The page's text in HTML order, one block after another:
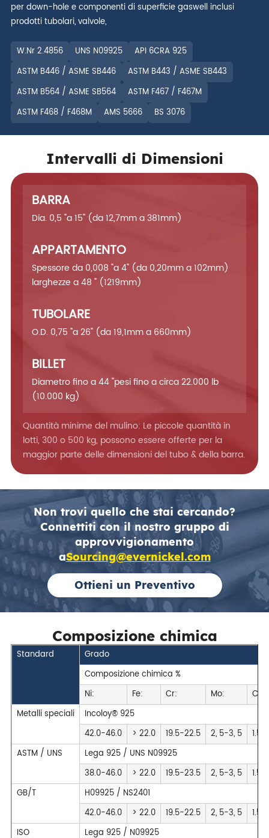
per down-hole e componenti di superficie gaswell inclusi
prodotti tubolari, valvole,
W.Nr 2.4856 UNS N09925
API 6CRA 925
ASTM B446 / ASME SB446
ASTM B443 / ASME SB443
ASTM B564 / ASME SB564
ASTM F467 / F467M
ASTM F468 / F468M
AMS 5666 BS 3076
Intervalli di Dimensioni
BARRA
Dia. 0,5 "a 15" (da 12,7mm a 381mm)
APPARTAMENTO
Spessore da 0,008 "a 4" (da 0,20mm a 102mm)
larghezze a 48 " (1219mm)
TUBOLARE
O.D. 0,75 "a 26" (da 19,1mm a 660mm)
BILLET
Diametro fino a 44 "pesi fino a circa 22.000 lb
(10.000 kg)
Quantità minime del mulino: Le piccole quantità in
lotti, 300 o 500 kg, possono essere offerte per la
maggior parte delle dimensioni del tubo & della barra.
Non trovi quello che stai cercando?
Connettiti con il nostro gruppo di
approvvigionamento
aSourcing@evernickel.com
Ottieni un Preventivo
Composizione chimica
Standard
Grado
Composizione chimica %
Ni:
Fe: Cr: Mo:
Cu:
Metalli speciali
Incoloy® 925
42.0-46.0
> 22.0 19.5-22.5 2, 5-3, 5
1.5-
ASTM / UNS
Lega 925 / UNS N09925
38.0-46.0
> 22.0 19.5-23.5 2, 5-3, 5
1.5-
GB/T
H09925 / NS2401
42.0-46.0
> 22.0 19.5-22.5 2, 5-3, 5
1.5-
ISO
Lega 925 / N09925